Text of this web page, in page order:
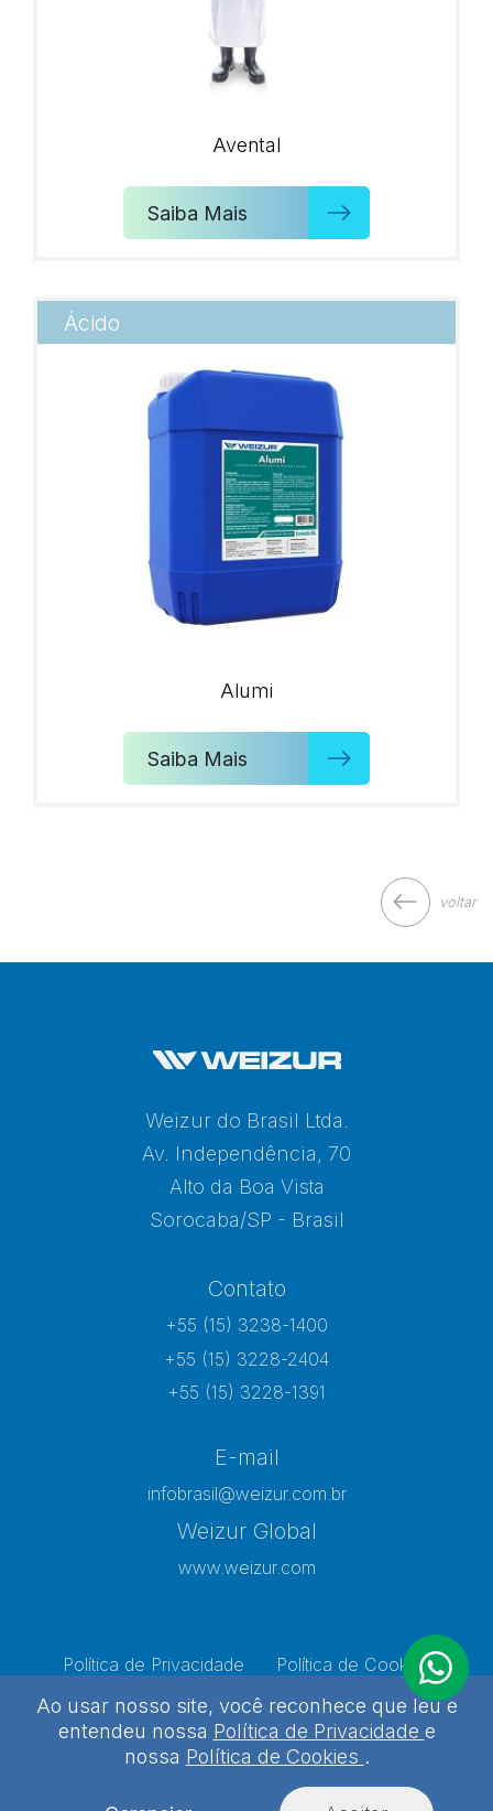
Avental
Saiba Mais
Ácido
Alumi
Saiba Mais
voltar
Weizur do Brasil Ltda.
Av. Independência, 70
Alto da Boa Vista
Sorocaba/SP - Brasil
Contato
+55 (15) 3238-1400
+55 (15) 3228-2404
+55 (15) 3228-1391
E-mail
infobrasil@weizur.com.br
Weizur Global
www.weizur.com
Política de Privacidade
Política de Cookies
Preferências de Cookies
Weizur 2026 - Todos os direitos reservados
Ao usar nosso site, você reconhece que leu e
entendeu nossa Política de Privacidade e
nossa Política de Cookies .